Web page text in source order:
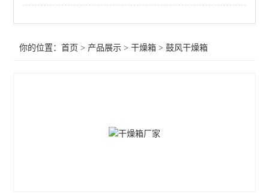
查看全部 >>
你的位置：首页 > 产品展示 >干燥箱 > 鼓风干燥箱